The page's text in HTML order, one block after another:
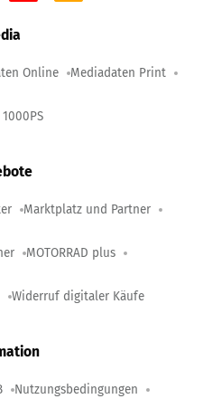
Online Mediadaten Print
Marktplatz und Partner
MOTORRAD plus
Widerruf digitaler Käufe
Nutzungsbedingungen